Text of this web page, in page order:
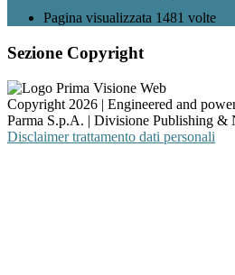
Pagina visualizzata 1481 volte
Sezione Copyright
Copyright 2026 | Engineered and
Parma S.p.A. | Divisione Publishing &
Disclaimer trattamento dati personali